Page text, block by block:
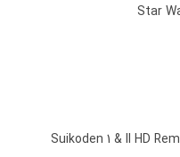
Star
Suikoden 1 & II HD